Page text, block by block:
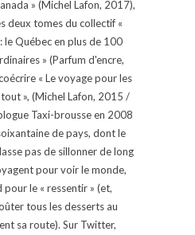
» (Michel Lafon, 2017),
deux tomes du collectif «
le Québec en plus de 100
» (Parfum d'encre,
« Le voyage pour les
», (Michel Lafon, 2015 /
Taxi-brousse en 2008
de pays, dont le
pas de sillonner de long
pour voir le monde,
pour le « ressentir » (et,
tous les desserts au
sa route). Sur Twitter,